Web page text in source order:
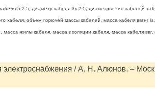
5 2 5, диаметр кабеля 3х 2.5, диаметры жил кабелей
кабеля, объем горючей массы кабелей, масса кабеля ввгнг
жилы кабеля, масса изоляции кабеля, масса кабеля
/ А. Н. Алюнов. –